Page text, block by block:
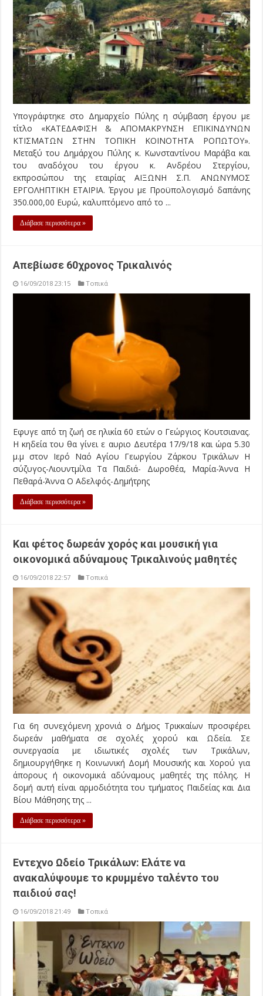
Υπογράφτηκε στο Δημαρχείο Πύλης η σύμβαση έργου με
τίτλο «ΚΑΤΕΔΑΦΙΣΗ & ΑΠΟΜΑΚΡΥΝΣΗ ΕΠΙΚΙΝΔΥΝΩΝ
ΚΤΙΣΜΑΤΩΝ ΣΤΗΝ ΤΟΠΙΚΗ ΚΟΙΝΟΤΗΤΑ ΡΟΠΩΤΟΥ».
Μεταξύ του Δημάρχου Πύλης κ. Κωνσταντίνου Μαράβα και
του αναδόχου του έργου κ. Ανδρέου Στεργίου,
εκπροσώπου της εταιρίας ΑΙΞΩΝΗ Σ.Π. ΑΝΩΝΥΜΟΣ
ΕΡΓΟΛΗΠΤΙΚΗ ΕΤΑΙΡΙΑ. Έργου με Προϋπολογισμό δαπάνης
350.000,00 Ευρώ, καλυπτόμενο από το ...
Διάβασε περισσότερα »
Απεβίωσε 60χρονος Τρικαλινός
16/09/2018 23:15 Τοπικά
Εφυγε από τη ζωή σε ηλικία 60 ετών ο Γεώργιος Κουτσιανας.
Η κηδεία του θα γίνει ε αυριο Δευτέρα 17/9/18 και ώρα 5.30
μ.μ στον Ιερό Ναό Αγίου Γεωργίου Ζάρκου Τρικάλων Η
σύζυγος-Λιουντμίλα Τα Παιδιά- Δωροθέα, Μαρία-Άννα Η
Πεθαρά-Άννα Ο Αδελφός-Δημήτρης
Διάβασε περισσότερα »
Και φέτος δωρεάν χορός και μουσική για
οικονομικά αδύναμους Τρικαλινούς μαθητές
16/09/2018 22:57 Τοπικά
Για 6η συνεχόμενη χρονιά ο Δήμος Τρικκαίων προσφέρει
δωρεάν μαθήματα σε σχολές χορού και Ωδεία. Σε
συνεργασία με ιδιωτικές σχολές των Τρικάλων,
δημιουργήθηκε η Κοινωνική Δομή Μουσικής και Χορού για
άπορους ή οικονομικά αδύναμους μαθητές της πόλης. Η
δομή αυτή είναι αρμοδιότητα του τμήματος Παιδείας και Δια
Βίου Μάθησης της ...
Διάβασε περισσότερα »
Εντεχνο Ωδείο Τρικάλων: Ελάτε να
ανακαλύψουμε το κρυμμένο ταλέντο του
παιδιού σας!
16/09/2018 21:49 Τοπικά